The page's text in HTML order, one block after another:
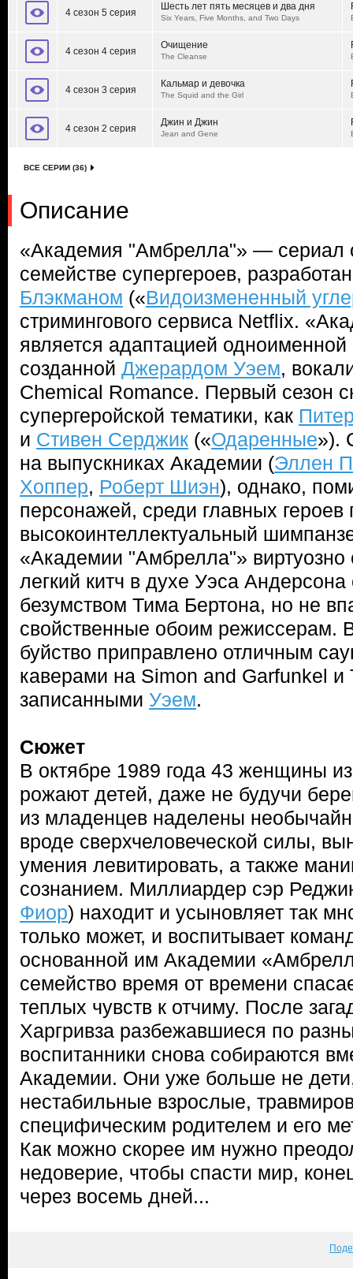
4 сезон 5 серия
Шесть лет пять месяцев и два дня
Six Years, Five Months, and Two Days
4 сезон 4 серия
Очищение
The Cleanse
4 сезон 3 серия
Кальмар и девочка
The Squid and the Girl
4 сезон 2 серия
Джин и Джин
Jean and Gene
ВСЕ СЕРИИ (36)
Описание
«Академия "Амбрелла"» — сериал
семействе супергероев,
Блэкманом («Видоизмененный
стримингового сервиса Netflix.
является адаптацией одноименной
созданной Джерардом Уэем,
Chemical Romance. Первый сезон
супергеройской тематики, как
и Стивен Серджик («Одаренные»).
на выпускниках Академии (Эллен
Хоппер, Роберт Шиэн), однако,
персонажей, среди главных героев
высокоинтеллектуальный
«Академии "Амбрелла"» виртуозно
легкий китч в духе Уэса
безумством Тима Бертона, но не
свойственные обоим режиссерам.
буйство приправлено отличным
каверами на Simon and Garfunkel и
записанными Уэем.
Сюжет
В октябре 1989 года 43 женщины
рожают детей, даже не будучи
из младенцев наделены
вроде сверхчеловеческой силы,
умения левитировать, а также
сознанием. Миллиардер сэр
Фиор) находит и усыновляет так
только может, и воспитывает
основанной им Академии
семейство время от времени
теплых чувств к отчиму. После
Харгривза разбежавшиеся по
воспитанники снова собираются
Академии. Они уже больше не
нестабильные взрослые,
специфическим родителем и его
Как можно скорее им нужно
недоверие, чтобы спасти мир,
через восемь дней...